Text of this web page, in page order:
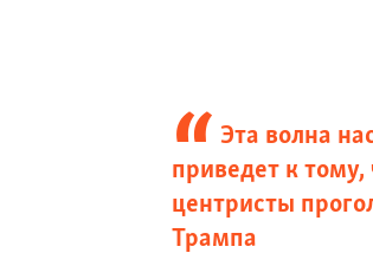
Эта волна
приведет к тому,
центристы
Трампа